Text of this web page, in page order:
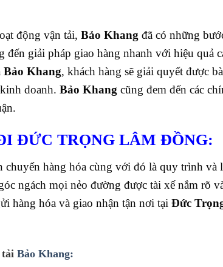
động vận tải, Bảo Khang đã có những
đến giải pháp giao hàng nhanh với hiệu quả
Bảo Khang, khách hàng sẽ giải quyết được
doanh. Bảo Khang cũng đem đến các
ĐỨC TRỌNG LÂM ĐỒNG:
hàng hóa cùng với đó là quy trình và
ngách mọi nẻo đường được tài xế nắm rõ
hàng hóa và giao nhận tận nơi tại Đức
tải Bảo Khang: